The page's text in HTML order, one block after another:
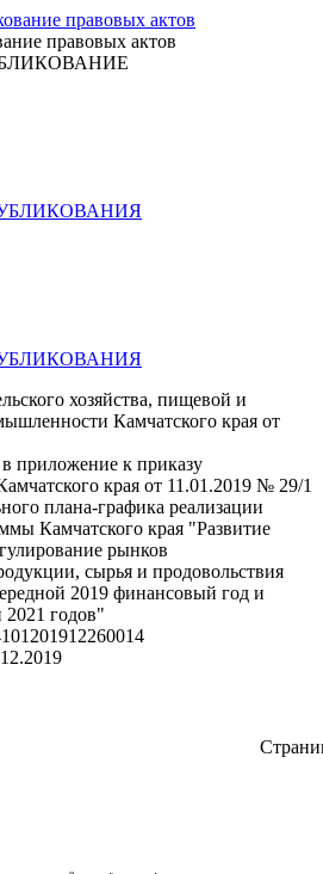
правовых актов
хозяйства, пищевой и
Камчатского края от
приложение к приказу
края от 11.01.2019 № 29/1
плана-графика реализации
Камчатского края "Развитие
рынков
сырья и продовольствия
2019 финансовый год и
годов"